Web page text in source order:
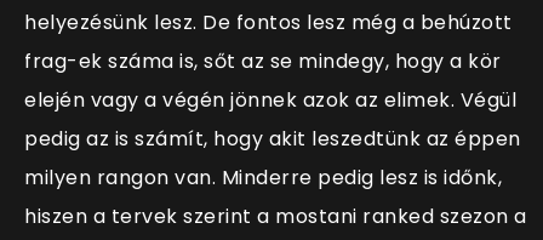
helyezésünk lesz. De fontos lesz még a behúzott
frag-ek száma is, sőt az se mindegy, hogy a kör
elején vagy a végén jönnek azok az elimek. Végül
pedig az is számít, hogy akit leszedtünk az éppen
milyen rangon van. Minderre pedig lesz is időnk,
hiszen a tervek szerint a mostani ranked szezon a